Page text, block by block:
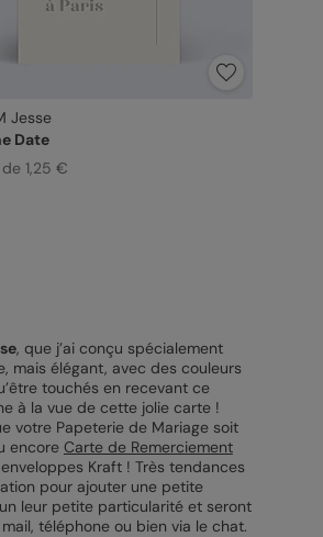
Jesse
Date
1,25 €
, que j’ai conçu spécialement
mais élégant, avec des couleurs
touchés en recevant ce
à la vue de cette jolie carte !
votre Papeterie de Mariage soit
encore Carte de Remerciement
Kraft ! Très tendances
pour ajouter une petite
leur petite particularité et seront
téléphone ou bien via le chat.